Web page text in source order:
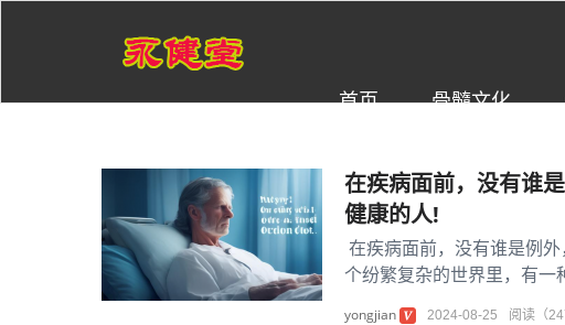
首页 骨髓文化
在疾病面前，没有谁
健康的人!
在疾病面前，没有谁是例
个纷繁复杂的世界里，有一
yongjian 2024-08-25 阅读（